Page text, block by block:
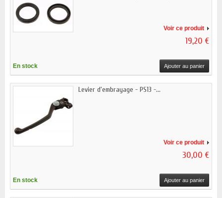
Voir ce produit
19,20 €
En stock Ajouter au panier
Levier d'embrayage - PS13 -...
Voir ce produit
30,00 €
En stock Ajouter au panier